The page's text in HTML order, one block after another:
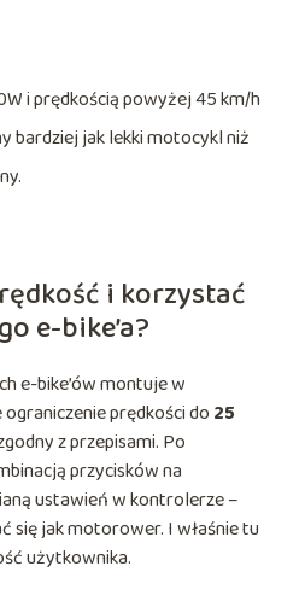
i prędkością powyżej 45 km/h
bardziej jak lekki motocykl niż
i korzystać
e-bike’a?
e-bike’ów montuje w
prędkości do 25
z przepisami. Po
przycisków na
ustawień w kontrolerze –
się jak motorower. I właśnie tu
użytkownika.